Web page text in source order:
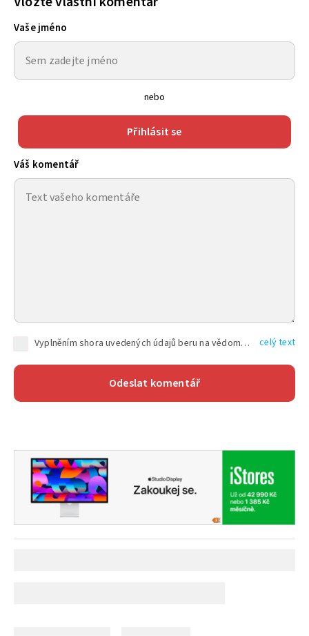
Vaše jméno
nebo
Přihlásit se
Váš komentář
Vyplněním shora uvedených údajů beru na vědomí, že společnost TEXT FACTORY s.r.o., sídlem Brno, Durďákova 336/29, Černá Pole, PSČ: 613 00, IČ: 06157831, zapsané u Krajského soudu v Brně, oddíl C, vložka 100399, bude zpracovávat mé osobní údaje uvedené v rámci mnou vyplněného registračního formuláře na základě oprávněných zájmů TEXT FACTORY s.r.o. dle čl. 6 odst. 1 písm. f) GDPR a pro splnění právních povinností (čl. 6 odst. 1 písm. c) GDPR), a to pro tyto účely: nezbytnost zajistit oprávnění návštěvníka webových stránek provozovaných společností TEXT FACTORY s.r.o. přispívat aktivně ke zveřejněným článkům nebo v rámci diskusních fór a výkon práv TEXT FACTORY s.r.o. jako administrátora těchto diskusních fór. Více informací o zpracování osobních údajů a právech lze nalézt v celý text